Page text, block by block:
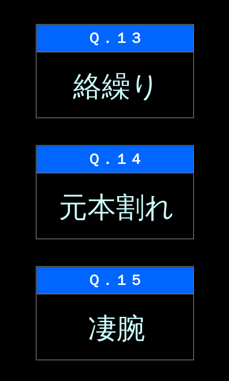
Ｑ．１３
絡繰り
Ｑ．１４
元本割れ
Ｑ．１５
凄腕